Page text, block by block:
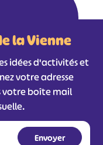
la Vienne
idées d'activités et
votre adresse
votre boîte mail